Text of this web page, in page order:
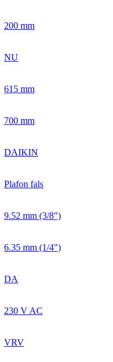
200 mm
NU
615 mm
700 mm
DAIKIN
Plafon fals
9.52 mm (3/8")
6.35 mm (1/4")
DA
230 V AC
VRV